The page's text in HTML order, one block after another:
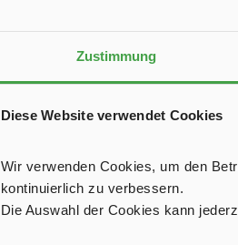
Zustimmung
Diese Website verwendet Cookies
Wir verwenden Cookies, um den
kontinuierlich zu verbessern.
Die Auswahl der Cookies kann
Düse 50
Achten Sie